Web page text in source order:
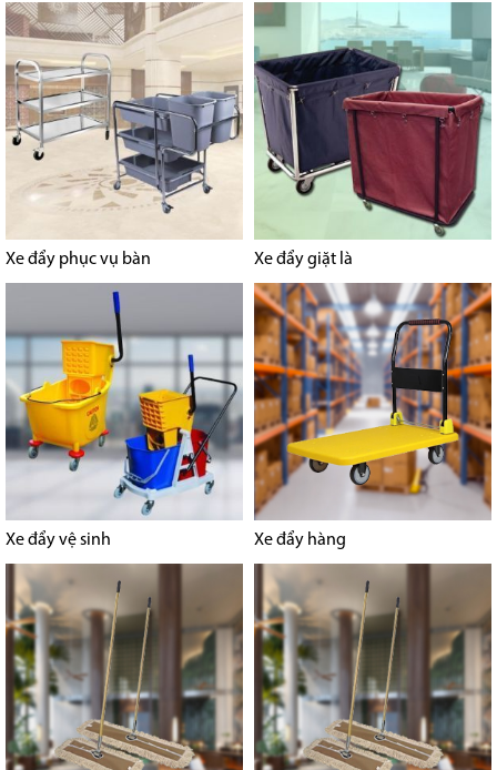
Xe đẩy phục vụ bàn Xe đẩy giặt là
Xe đẩy vệ sinh Xe đẩy hàng